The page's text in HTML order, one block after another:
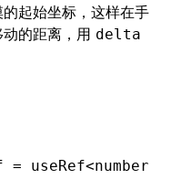
起始坐标，这样在手
的距离，用 delta
= useRef<number